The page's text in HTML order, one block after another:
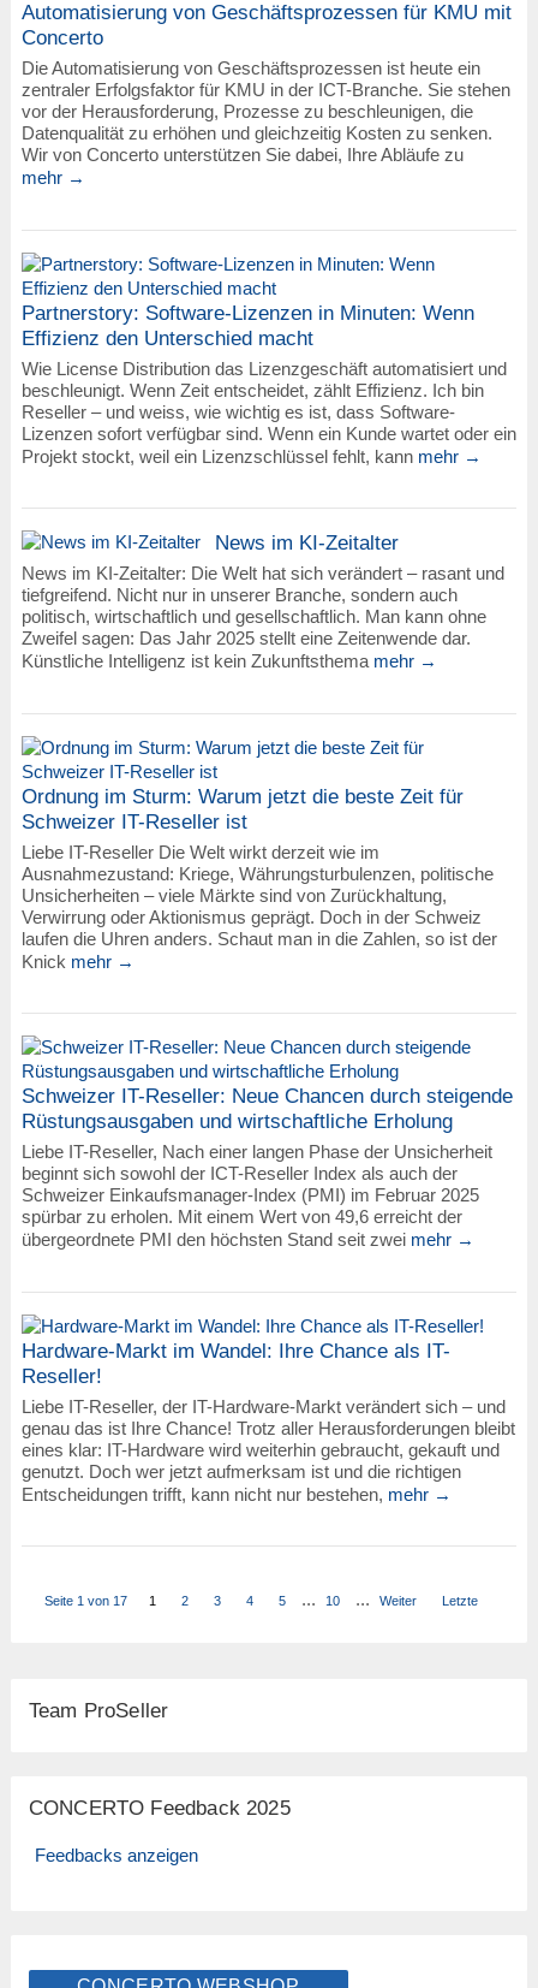
Automatisierung von Geschäftsprozessen für KMU mit
Concerto
Die Automatisierung von Geschäftsprozessen ist heute ein
zentraler Erfolgsfaktor für KMU in der ICT-Branche. Sie stehen
vor der Herausforderung, Prozesse zu beschleunigen, die
Datenqualität zu erhöhen und gleichzeitig Kosten zu senken.
Wir von Concerto unterstützen Sie dabei, Ihre Abläufe zu
mehr →
Partnerstory: Software-Lizenzen in Minuten: Wenn
Effizienz den Unterschied macht
Wie License Distribution das Lizenzgeschäft automatisiert und
beschleunigt. Wenn Zeit entscheidet, zählt Effizienz. Ich bin
Reseller – und weiss, wie wichtig es ist, dass Software-
Lizenzen sofort verfügbar sind. Wenn ein Kunde wartet oder ein
Projekt stockt, weil ein Lizenzschlüssel fehlt, kann mehr →
News im KI-Zeitalter
News im KI-Zeitalter: Die Welt hat sich verändert – rasant und
tiefgreifend. Nicht nur in unserer Branche, sondern auch
politisch, wirtschaftlich und gesellschaftlich. Man kann ohne
Zweifel sagen: Das Jahr 2025 stellt eine Zeitenwende dar.
Künstliche Intelligenz ist kein Zukunftsthema mehr →
Ordnung im Sturm: Warum jetzt die beste Zeit für
Schweizer IT-Reseller ist
Liebe IT-Reseller Die Welt wirkt derzeit wie im
Ausnahmezustand: Kriege, Währungsturbulenzen, politische
Unsicherheiten – viele Märkte sind von Zurückhaltung,
Verwirrung oder Aktionismus geprägt. Doch in der Schweiz
laufen die Uhren anders. Schaut man in die Zahlen, so ist der
Knick mehr →
Schweizer IT-Reseller: Neue Chancen durch steigende
Rüstungsausgaben und wirtschaftliche Erholung
Liebe IT-Reseller, Nach einer langen Phase der Unsicherheit
beginnt sich sowohl der ICT-Reseller Index als auch der
Schweizer Einkaufsmanager-Index (PMI) im Februar 2025
spürbar zu erholen. Mit einem Wert von 49,6 erreicht der
übergeordnete PMI den höchsten Stand seit zwei mehr →
Hardware-Markt im Wandel: Ihre Chance als IT-
Reseller!
Liebe IT-Reseller, der IT-Hardware-Markt verändert sich – und
genau das ist Ihre Chance! Trotz aller Herausforderungen bleibt
eines klar: IT-Hardware wird weiterhin gebraucht, gekauft und
genutzt. Doch wer jetzt aufmerksam ist und die richtigen
Entscheidungen trifft, kann nicht nur bestehen, mehr →
Seite 1 von 17 1 2 3 4 5 ... 10 ... Weiter Letzte
Team ProSeller
CONCERTO Feedback 2025
Feedbacks anzeigen